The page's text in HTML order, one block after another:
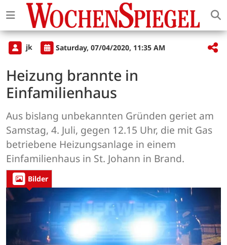
jk Saturday, 07/04/2020, 11:35 AM
Heizung brannte in
Einfamilienhaus
Aus bislang unbekannten Gründen geriet am
Samstag, 4. Juli, gegen 12.15 Uhr, die mit Gas
betriebene Heizungsanlage in einem
Einfamilienhaus in St. Johann in Brand.
Bilder